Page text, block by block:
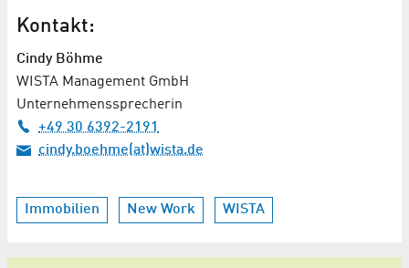
Kontakt:
Cindy Böhme
WISTA Management GmbH
Unternehmenssprecherin
+49 30 6392-2191
cindy.boehme(at)wista.de
Immobilien New Work WISTA